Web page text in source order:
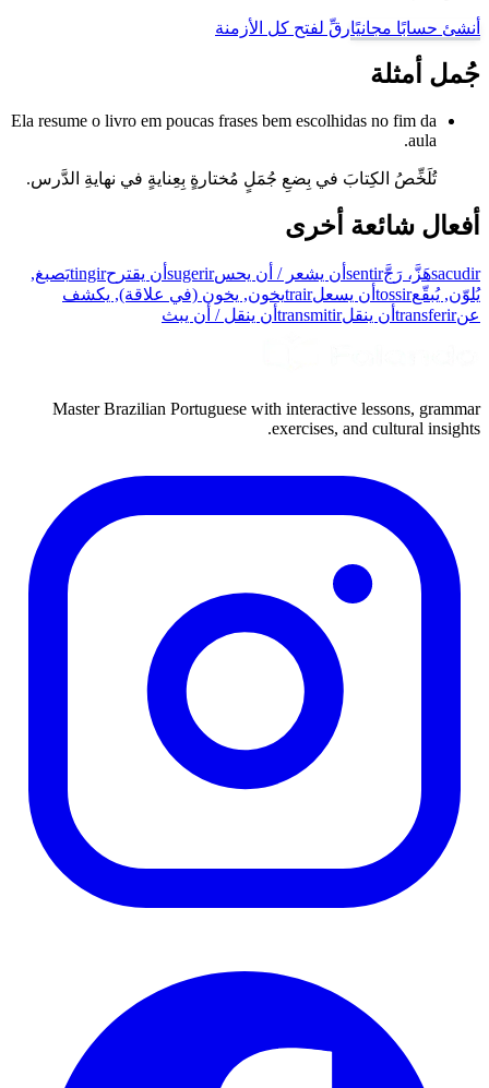
أنشئ حسابًا مجانيًارقِّ لفتح كل الأزمنة
جُمل أمثلة
Ela resume o livro em poucas frases bem escolhidas no fim da
aula.
تُلَخِّصُ الكِتابَ في بِضعِ جُمَلٍ مُختارةٍ بِعِنايةٍ في نهايةِ الدَّرس.
أفعال شائعة أخرى
sacudirهَزَّ، رَجَّsentir أن يشعر / أن يحسsugerir أن يقترحtingirيَصبغ,
يُلوّن, يُبقّعtossir أن يسعلtrairيخون, يخون (في علاقة), يكشف
عنtransferir أن ينقلtransmitir أن ينقل / أن يبث
Master Brazilian Portuguese with interactive lessons, grammar
exercises, and cultural insights.